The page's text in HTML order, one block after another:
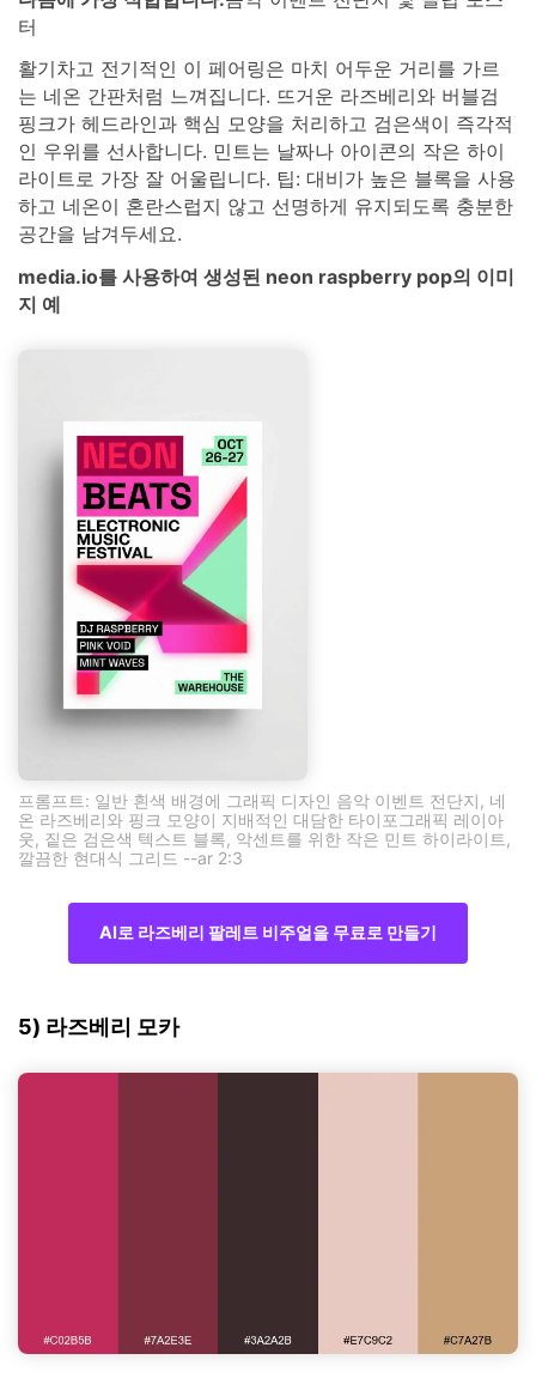
터
활기차고 전기적인 이 페어링은 마치 어두운 거리를 가르
는 네온 간판처럼 느껴집니다. 뜨거운 라즈베리와 버블검
핑크가 헤드라인과 핵심 모양을 처리하고 검은색이 즉각적
인 우위를 선사합니다. 민트는 날짜나 아이콘의 작은 하이
라이트로 가장 잘 어울립니다. 팁: 대비가 높은 블록을 사용
하고 네온이 혼란스럽지 않고 선명하게 유지되도록 충분한
공간을 남겨두세요.
media.io를 사용하여 생성된 neon raspberry pop의 이미
지 예
프롬프트: 일반 흰색 배경에 그래픽 디자인 음악 이벤트 전단지, 네
온 라즈베리와 핑크 모양이 지배적인 대담한 타이포그래픽 레이아
웃, 짙은 검은색 텍스트 블록, 악센트를 위한 작은 민트 하이라이트,
깔끔한 현대식 그리드 --ar 2:3
AI로 라즈베리 팔레트 비주얼을 무료로 만들기
5) 라즈베리 모카